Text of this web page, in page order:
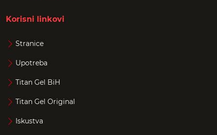
Korisni linkovi
Stranice
Upotreba
Titan Gel BiH
Titan Gel Original
Iskustva